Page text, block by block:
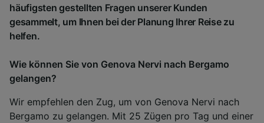
häufigsten gestellten Fragen unserer Kunden
gesammelt, um Ihnen bei der Planung Ihrer Reise zu
helfen.
Wie können Sie von Genova Nervi nach Bergamo
gelangen?
Wir empfehlen den Zug, um von Genova Nervi nach
Bergamo zu gelangen. Mit 25 Zügen pro Tag und einer